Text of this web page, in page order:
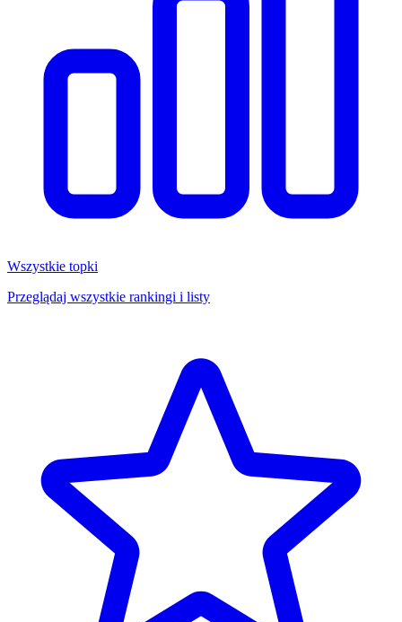
Wszystkie topki
Przeglądaj wszystkie rankingi i listy